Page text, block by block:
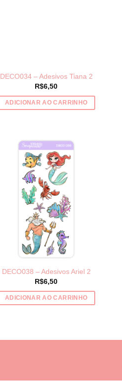
DECO034 – Adesivos Tiana 2
R$6,50
ADICIONAR AO CARRINHO
DECO038 – Adesivos Ariel 2
R$6,50
ADICIONAR AO CARRINHO